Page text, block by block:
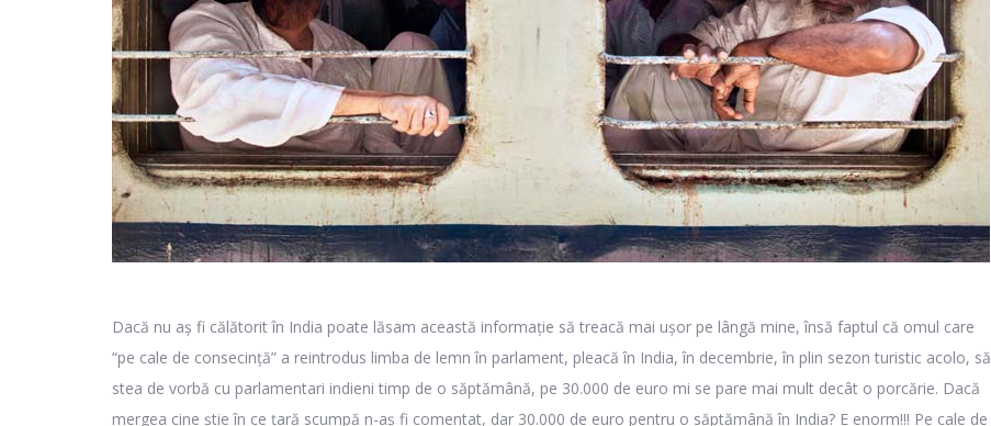
Dacă nu aș fi călătorit în India poate lăsam această informație să treacă mai ușor pe lângă mine, însă faptul că omul care
“pe cale de consecință” a reintrodus limba de lemn în parlament, pleacă în India, în decembrie, în plin sezon turistic acolo, să
stea de vorbă cu parlamentari indieni timp de o săptămână, pe 30.000 de euro mi se pare mai mult decât o porcărie. Dacă
mergea cine știe în ce țară scumpă n-aș fi comentat, dar 30.000 de euro pentru o săptămână în India? E enorm!!! Pe cale de